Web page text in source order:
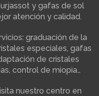
y gafas de sol
atención y calidad.
graduación de la
especiales, gafas
de cristales
control de miopia…
nuestro centro en